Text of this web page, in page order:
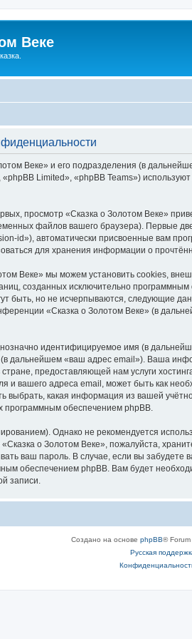
Веке
Веке» и его подразделения (в
Limited», «phpBB Teams»)
просмотр «Сказка о Золотом Веке»
файлов вашего браузера). Первые
id»), автоматически присвоенные вам
для хранения информации о
Веке» мы можем установить cookies,
созданных исключительно
быть, но не исчерпываются, следующие
«Сказка о Золотом Веке» (в
идентифицируемое имя (в
дальнейшем «ваш адрес email»). Ваша
предоставляющей нам услуги
и вашего адреса email, может быть как
какая информация из вашей
программным обеспечением phpBB.
Однако не рекомендуется
о Золотом Веке», пожалуйста,
ваш пароль. В случае, если вы
обеспечением phpBB. Вам будет
записи.
Создано на основе phpBB®
Русская